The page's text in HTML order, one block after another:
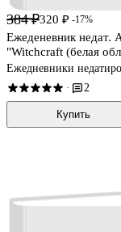
384 ₽320 ₽ -17%
Ежеденевник недат.
"Witchcraft (белая
Ежедневники
· 2
Купить